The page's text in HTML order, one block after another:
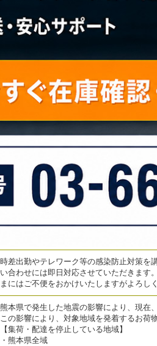
時差出勤やテレワーク等の感染防止対策
い合わせには即日対応させていただきます
まにはご不便をおかけいたしますがよろし
熊本県で発生した地震の影響により、現在
この影響により、対象地域を発着するお荷
【集荷・配達を停止している地域】
・熊本県全域